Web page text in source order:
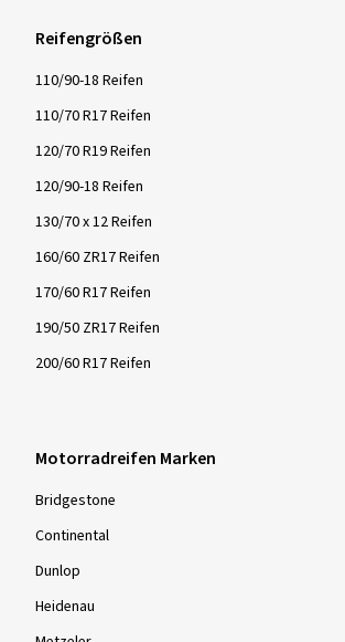
Reifengrößen
110/90-18 Reifen
110/70 R17 Reifen
120/70 R19 Reifen
120/90-18 Reifen
130/70 x 12 Reifen
160/60 ZR17 Reifen
170/60 R17 Reifen
190/50 ZR17 Reifen
200/60 R17 Reifen
Motorradreifen Marken
Bridgestone
Continental
Dunlop
Heidenau